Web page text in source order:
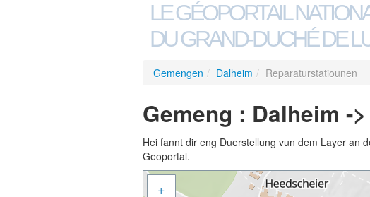
LE GÉOPORTAIL
DU GRAND-DUCHÉ DE
Gemengen / Dalheim / Reparaturstatiounen
Gemeng : Dalheim -
Hei fannt dir eng Duerstellung vun dem Layer an
Geoportal.
+